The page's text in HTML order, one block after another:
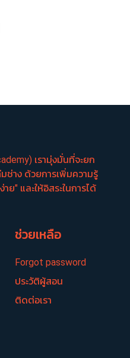
เรามุ่งมั่นที่จะยก
ช่าง ด้วยการเพิ่มความรู้
ย" และให้อิสระในการได้
ช่วยเหลือ
Forgot password
ประวัติผู้สอน
ติดต่อเรา